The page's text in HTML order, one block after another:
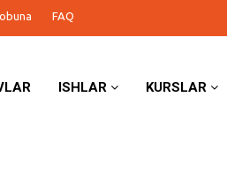
FAQ
ISHLAR KURSLAR